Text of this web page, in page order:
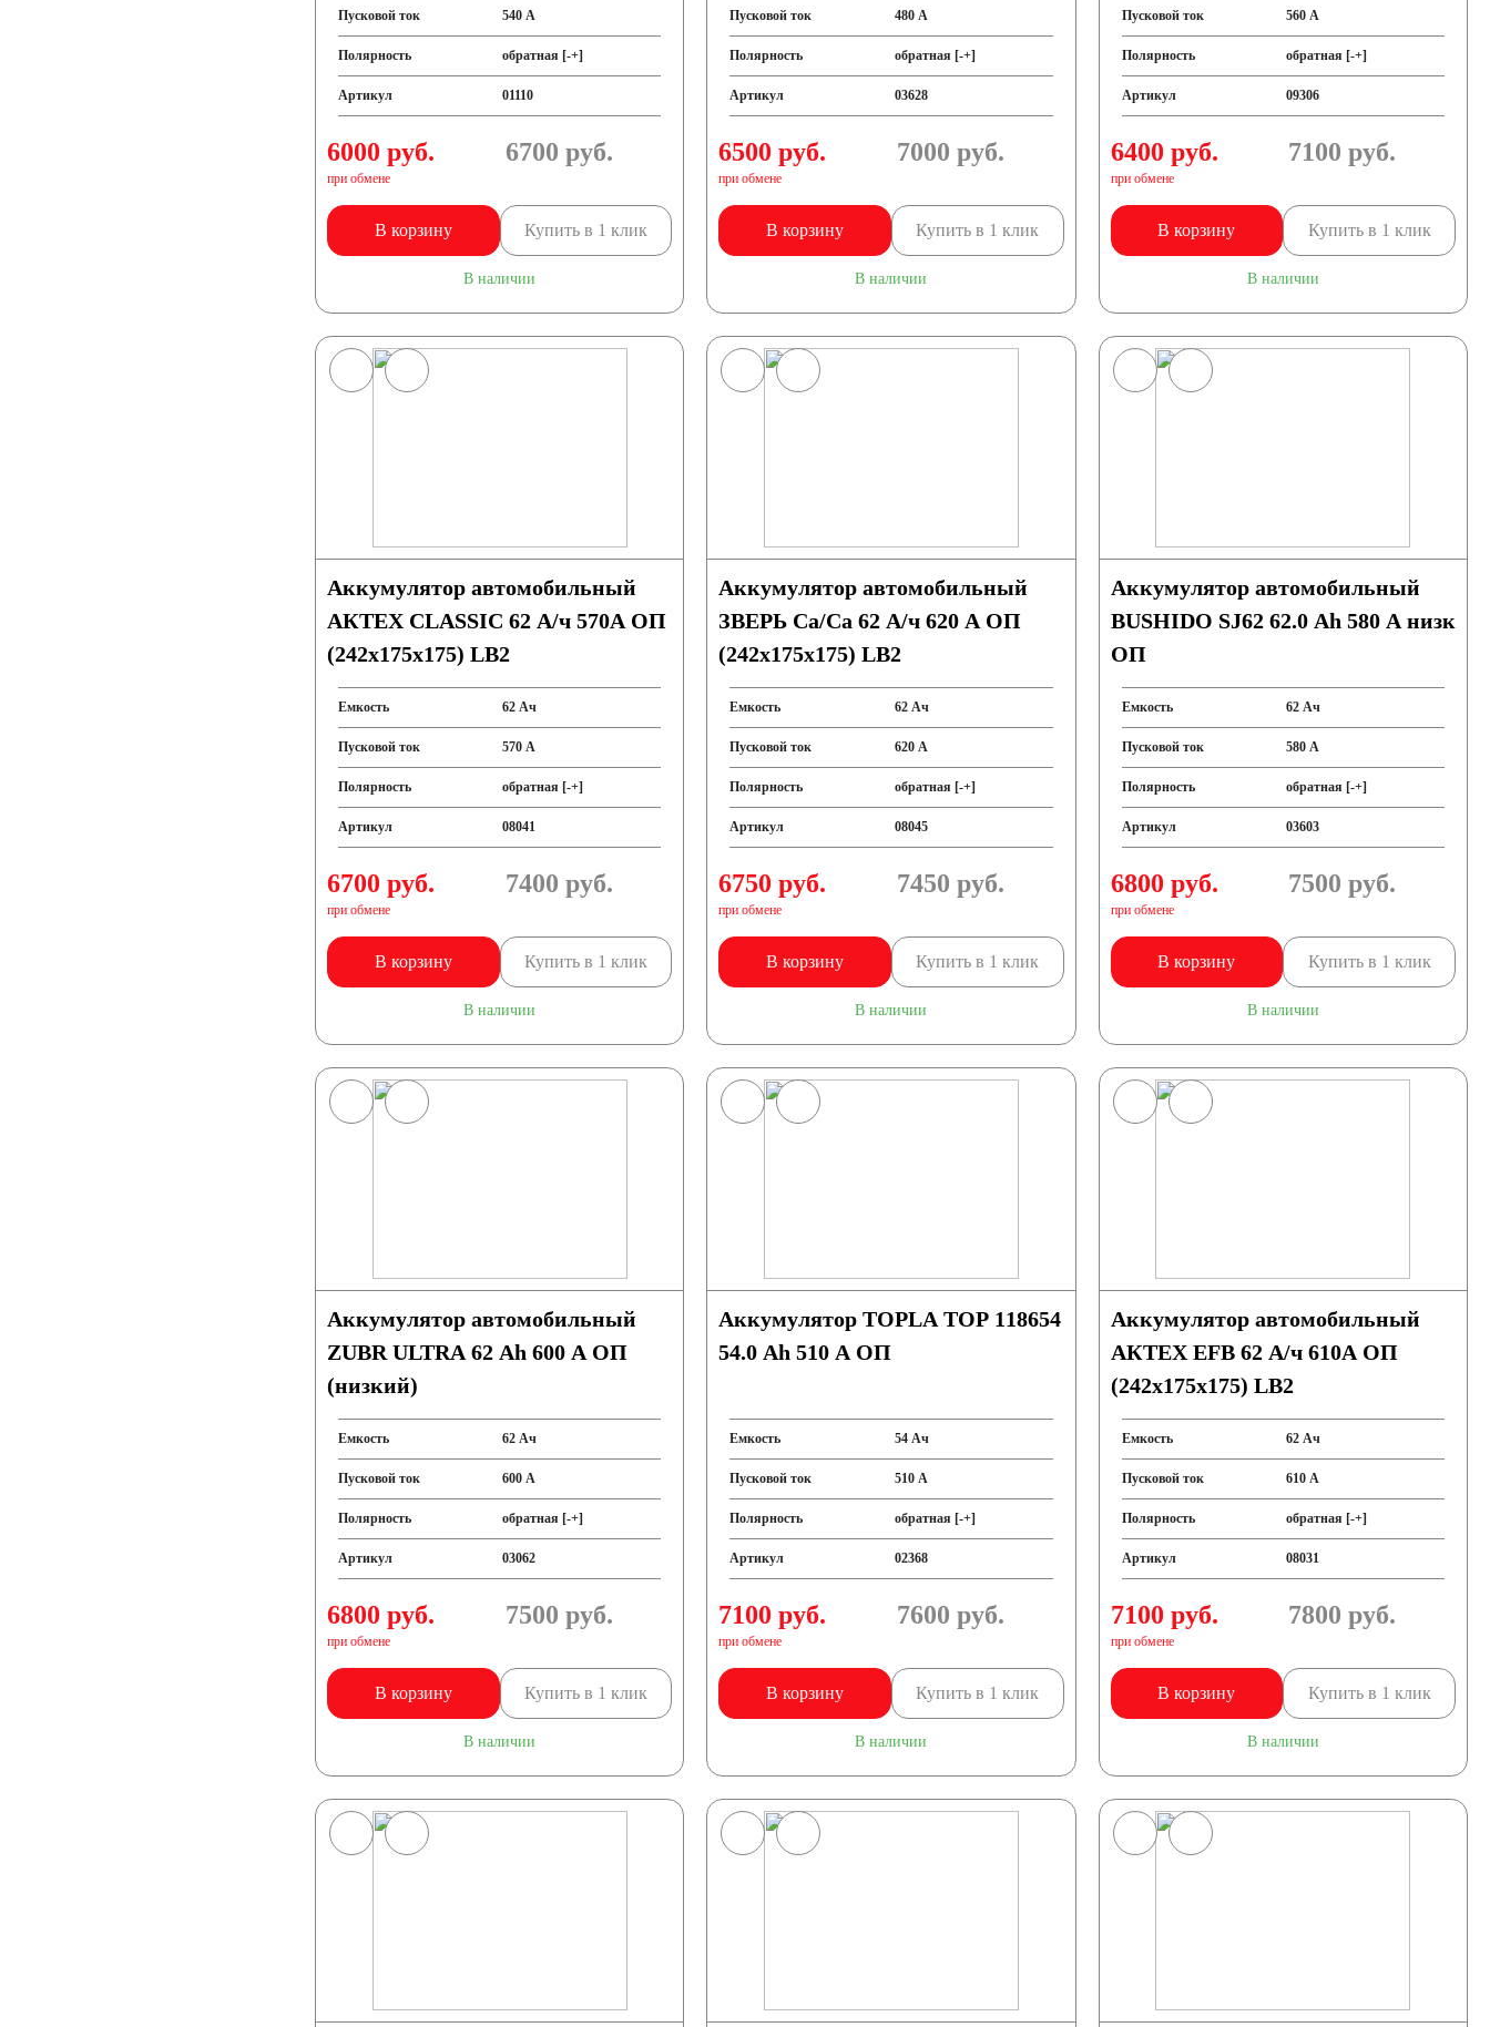
Пусковой ток 540 А
Полярность обратная [-+]
Артикул 01110
6000 руб.
при обмене
6700 руб.
В корзину Купить в 1 клик
В наличии
Пусковой ток 480 А
Полярность обратная [-+]
Артикул 03628
6500 руб.
при обмене
7000 руб.
В корзину Купить в 1 клик
В наличии
Пусковой ток 560 А
Полярность обратная [-+]
Артикул 09306
6400 руб.
при обмене
7100 руб.
В корзину Купить в 1 клик
В наличии
Аккумулятор автомобильный
АКТЕХ CLASSIC 62 А/ч 570А ОП
(242x175x175) LB2
Емкость 62 Ач
Пусковой ток 570 А
Полярность обратная [-+]
Артикул 08041
6700 руб.
при обмене
7400 руб.
В корзину Купить в 1 клик
В наличии
Аккумулятор автомобильный
ЗВЕРЬ Са/Са 62 А/ч 620 A ОП
(242х175х175) LB2
Емкость 62 Ач
Пусковой ток 620 А
Полярность обратная [-+]
Артикул 08045
6750 руб.
при обмене
7450 руб.
В корзину Купить в 1 клик
В наличии
Аккумулятор автомобильный
BUSHIDO SJ62 62.0 Ah 580 A низк
ОП
Емкость 62 Ач
Пусковой ток 580 А
Полярность обратная [-+]
Артикул 03603
6800 руб.
при обмене
7500 руб.
В корзину Купить в 1 клик
В наличии
Аккумулятор автомобильный
ZUBR ULTRA 62 Ah 600 A ОП
(низкий)
Емкость 62 Ач
Пусковой ток 600 А
Полярность обратная [-+]
Артикул 03062
6800 руб.
при обмене
7500 руб.
В корзину Купить в 1 клик
В наличии
Аккумулятор TOPLA TOP 118654
54.0 Ah 510 A ОП
Емкость 54 Ач
Пусковой ток 510 А
Полярность обратная [-+]
Артикул 02368
7100 руб.
при обмене
7600 руб.
В корзину Купить в 1 клик
В наличии
Аккумулятор автомобильный
АКТЕХ EFB 62 А/ч 610А ОП
(242x175x175) LB2
Емкость 62 Ач
Пусковой ток 610 А
Полярность обратная [-+]
Артикул 08031
7100 руб.
при обмене
7800 руб.
В корзину Купить в 1 клик
В наличии